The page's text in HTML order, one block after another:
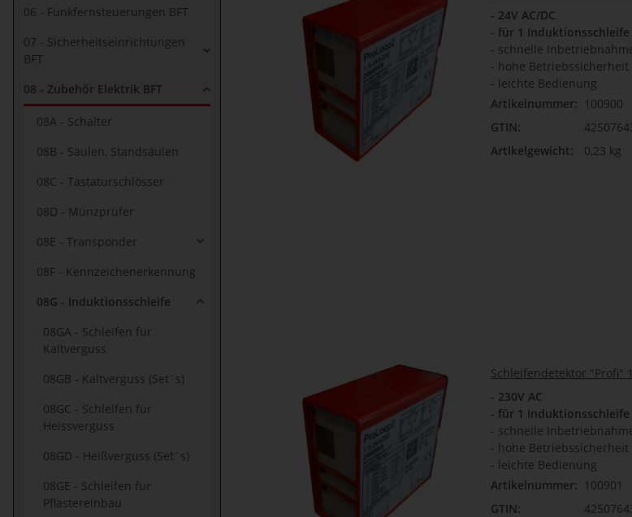
- 24V AC/DC
- für 1 Induktionsschleife
- schnelle
- hohe Betriebssicherheit
- leichte Bedienung
Artikelnummer: 100900
GTIN:
Artikelgewicht:
0,23 kg
Schleifendetektor "Profi"
- 230V AC
- für 1 Induktionsschleife
- schnelle
- hohe Betriebssicherheit
- leichte Bedienung
Artikelnummer: 100901
GTIN:
06 - Funkfernsteuerungen BFT
07 - Sicherheitseinrichtungen
BFT
08 - Zubehör Elektrik BFT
08A - Schalter
08B - Säulen, Standsäulen
08C - Tastaturschlösser
08D - Münzprüfer
08E - Transponder
08F - Kennzeichenerkennung
08G - Induktionsschleife
08GA - Schleifen für
Kaltverguss
08GB - Kaltverguss (Set`s)
08GC - Schleifen für
Heissverguss
08GD - Heißverguss (Set`s)
08GE - Schleifen für
Pflastereinbau